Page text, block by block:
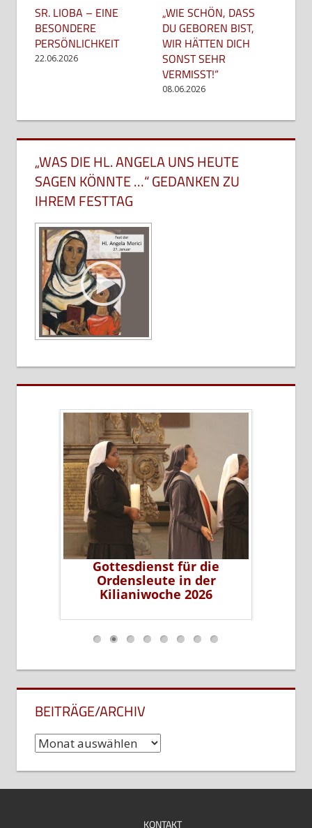
SR. LIOBA – EINE
BESONDERE
PERSÖNLICHKEIT
22.06.2026
„WIE SCHÖN, DASS
DU GEBOREN BIST,
WIR HÄTTEN DICH
SONST SEHR
VERMISST!“
08.06.2026
„WAS DIE HL. ANGELA UNS HEUTE
SAGEN KÖNNTE …“ GEDANKEN ZU
IHREM FESTTAG
Gottesdienst für die
Ordensleute in der
Kilianiwoche 2026
BEITRÄGE/ARCHIV
Beiträge/Archiv
KONTAKT